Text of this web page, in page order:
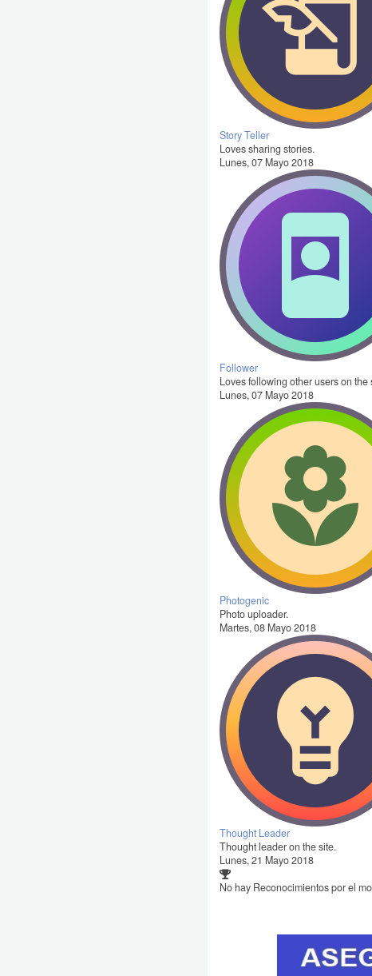
Story Teller
Loves sharing stories.
Lunes, 07 Mayo 2018
Follower
Loves following other users on the
Lunes, 07 Mayo 2018
Photogenic
Photo uploader.
Martes, 08 Mayo 2018
Thought Leader
Thought leader on the site.
Lunes, 21 Mayo 2018
No hay Reconocimientos por el